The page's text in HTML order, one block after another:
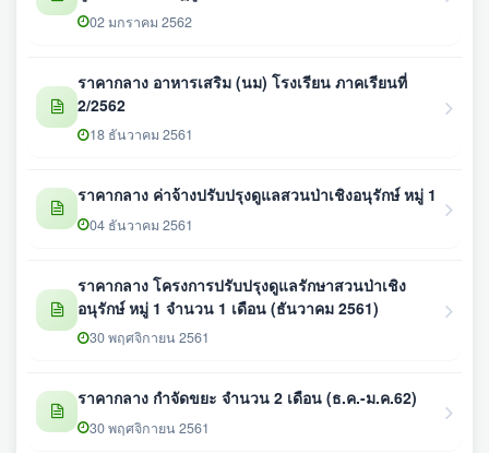
02 มกราคม 2562
ราคากลาง อาหารเสริม (นม) โรงเรียน ภาคเรียนที่
2/2562
18 ธันวาคม 2561
ราคากลาง ค่าจ้างปรับปรุงดูแลสวนป่าเชิงอนุรักษ์ หมู่ 1
04 ธันวาคม 2561
ราคากลาง โครงการปรับปรุงดูแลรักษาสวนป่าเชิง
อนุรักษ์ หมู่ 1 จำนวน 1 เดือน (ธันวาคม 2561)
30 พฤศจิกายน 2561
ราคากลาง กำจัดขยะ จำนวน 2 เดือน (ธ.ค.-ม.ค.62)
30 พฤศจิกายน 2561